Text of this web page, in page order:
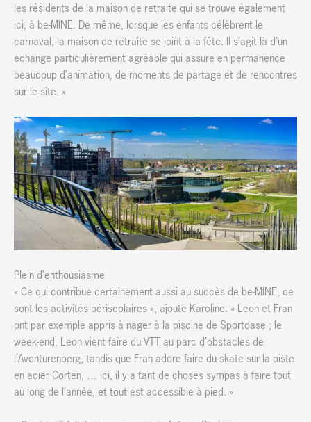
les résidents de la maison de retraite qui se trouve également
ici, à be-MINE. De même, lorsque les enfants célèbrent le
carnaval, la maison de retraite se joint à la fête. Il s’agit là d’un
échange particulièrement agréable qui assure en permanence
beaucoup d’animation, de moments de partage et de rencontres
sur le site. »
Plein d’enthousiasme
« Ce qui contribue certainement aussi au succès de be-MINE, ce
sont les activités périscolaires », ajoute Karoline. « Leon et Fran
ont par exemple appris à nager à la piscine de Sportoase ; le
week-end, Leon vient faire du VTT au parc d’obstacles de
l’Avonturenberg, tandis que Fran adore faire du skate sur la piste
en acier Corten, … Ici, il y a tant de choses sympas à faire tout
au long de l’année, et tout est accessible à pied. »